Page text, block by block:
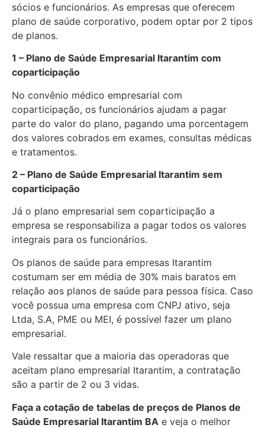
sócios e funcionários. As empresas que oferecem
plano de saúde corporativo, podem optar por 2 tipos
de planos.
1 – Plano de Saúde Empresarial Itarantim com
coparticipação
No convênio médico empresarial com
coparticipação, os funcionários ajudam a pagar
parte do valor do plano, pagando uma porcentagem
dos valores cobrados em exames, consultas médicas
e tratamentos.
2 – Plano de Saúde Empresarial Itarantim sem
coparticipação
Já o plano empresarial sem coparticipação a
empresa se responsabiliza a pagar todos os valores
integrais para os funcionários.
Os planos de saúde para empresas Itarantim
costumam ser em média de 30% mais baratos em
relação aos planos de saúde para pessoa física. Caso
você possua uma empresa com CNPJ ativo, seja
Ltda, S.A, PME ou MEI, é possível fazer um plano
empresarial.
Vale ressaltar que a maioria das operadoras que
aceitam plano empresarial Itarantim, a contratação
são a partir de 2 ou 3 vidas.
Faça a cotação de tabelas de preços de Planos de
Saúde Empresarial Itarantim BA e veja o melhor